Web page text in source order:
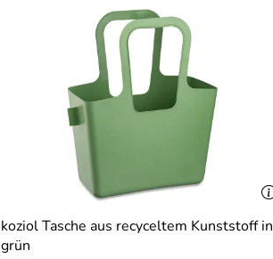
koziol Tasche aus recyceltem Kunststoff in
grün